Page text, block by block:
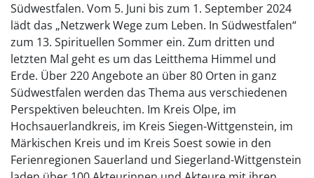
Südwestfalen. Vom 5. Juni bis zum 1. September 2024
lädt das „Netzwerk Wege zum Leben. In Südwestfalen“
zum 13. Spirituellen Sommer ein. Zum dritten und
letzten Mal geht es um das Leitthema Himmel und
Erde. Über 220 Angebote an über 80 Orten in ganz
Südwestfalen werden das Thema aus verschiedenen
Perspektiven beleuchten. Im Kreis Olpe, im
Hochsauerlandkreis, im Kreis Siegen-Wittgenstein, im
Märkischen Kreis und im Kreis Soest sowie in den
Ferienregionen Sauerland und Siegerland-Wittgenstein